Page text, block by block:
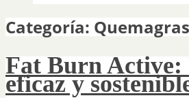
Categoría:
Fat Burn Active:
eficaz y